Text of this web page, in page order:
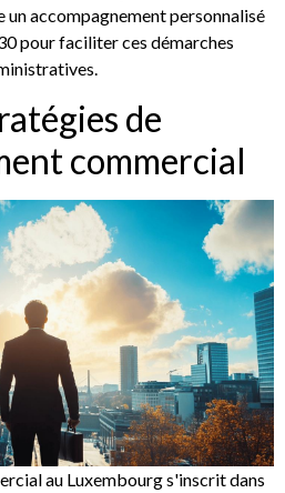
un accompagnement personnalisé
pour faciliter ces démarches
de
commercial
au Luxembourg s'inscrit dans